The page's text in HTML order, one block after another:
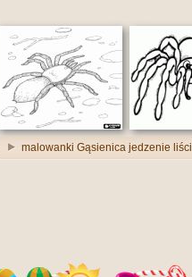
malowanki Gąsienica jedzenie liści